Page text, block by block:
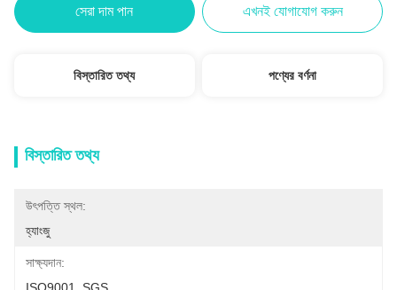
সেরা দাম পান এখনই যোগাযোগ করুন
বিস্তারিত তথ্য পণ্যের বর্ণনা
বিস্তারিত তথ্য
উৎপত্তি স্থল:
হ্যাংজু
সাক্ষ্যদান: